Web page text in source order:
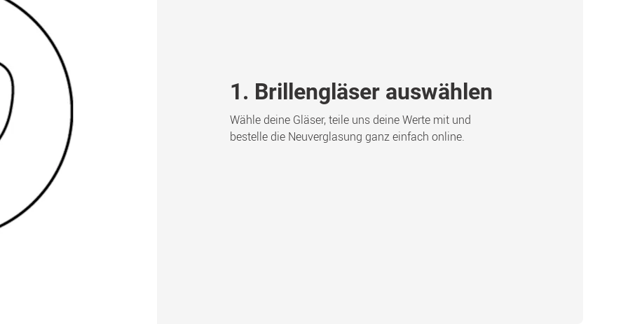
1. Brillengläser auswählen
Wähle deine Gläser, teile uns deine Werte mit und
bestelle die Neuverglasung ganz einfach online.